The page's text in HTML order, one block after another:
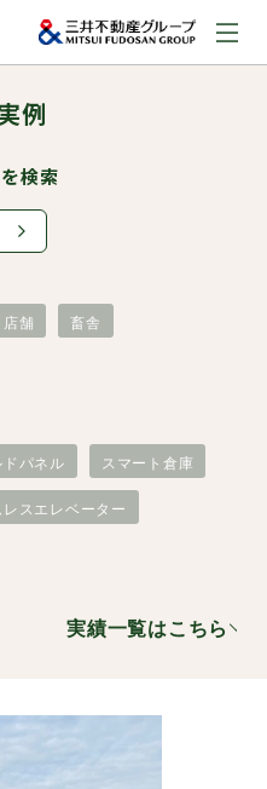
せ
内
ート一覧
例
検索
舗 畜舎
パネル スマート倉庫
スエレベーター
実績一覧はこちら